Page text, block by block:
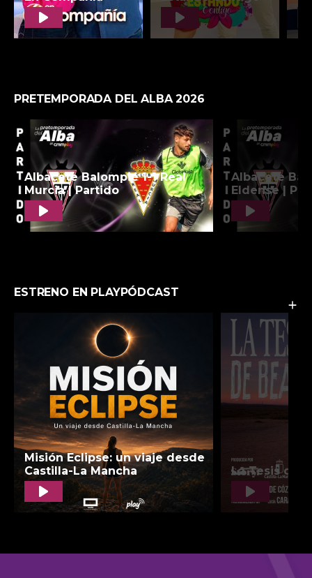
PRETEMPORADA DEL ALBA 2026
ESTRENO EN PLAYPÓDCAST